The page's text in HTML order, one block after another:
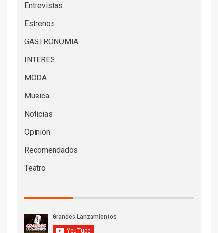
Entrevistas
Estrenos
GASTRONOMIA
INTERES
MODA
Musica
Noticias
Opinión
Recomendados
Teatro